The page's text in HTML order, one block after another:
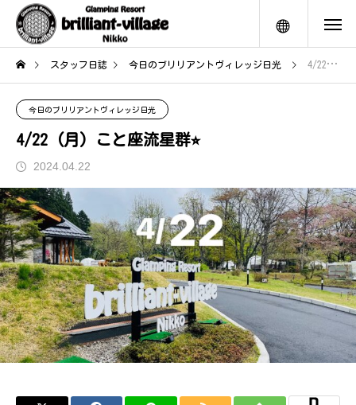
メニュー
スタッフ日誌 今日のブリリアントヴィレッジ日光 4/22 (月) こと座流星群⭐︎
今日のブリリアントヴィレッジ日光
4/22 (月) こと座流星群⭐︎
2024.04.22